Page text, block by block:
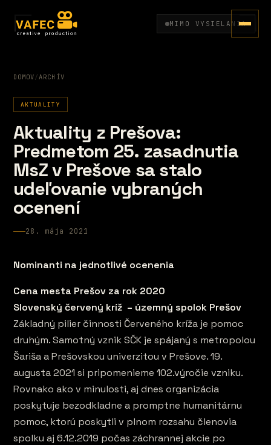
MIMO VYSIELANIA
DOMOV/ARCHÍV
AKTUALITY
Aktuality z Prešova:
Predmetom 25. zasadnutia
MsZ v Prešove sa stalo
udeľovanie vybraných
ocenení
28. mája 2021
Nominanti na jednotlivé ocenenia
Cena mesta Prešov za rok 2020
Slovenský červený kríž – územný spolok Prešov
Základný pilier činnosti Červeného kríža je pomoc
druhým. Samotný vznik SČK je spájaný s metropolou
Šariša a Prešovskou univerzitou v Prešove. 19.
augusta 2021 si pripomenieme 102.výročie vzniku.
Rovnako ako v minulosti, aj dnes organizácia
poskytuje bezodkladne a promptne humanitárnu
pomoc, ktorú poskytli v plnom rozsahu členovia
spolku aj 6.12.2019 počas záchrannej akcie po